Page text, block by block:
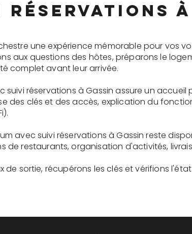
réservations à
une expérience mémorable pour vos
aux questions des hôtes, préparons le
complet avant leur arrivée.
suivi réservations à Gassin assure un accueil
des clés et des accès, explication du
avec suivi réservations à Gassin reste
restaurants, organisation d'activités,
sortie, récupérons les clés et vérifions